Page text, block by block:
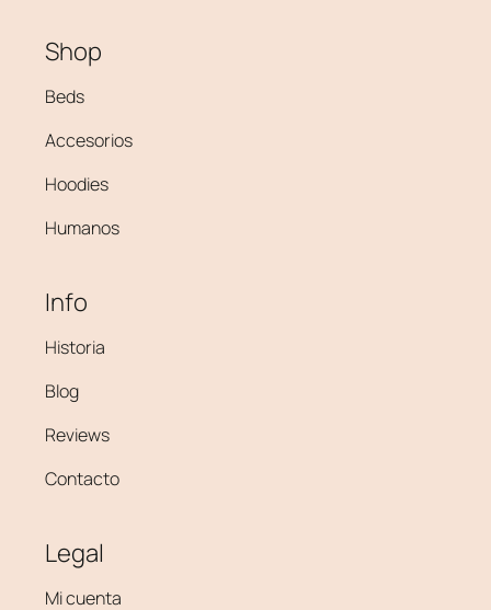
Shop
Beds
Accesorios
Hoodies
Humanos
Info
Historia
Blog
Reviews
Contacto
Legal
Mi cuenta